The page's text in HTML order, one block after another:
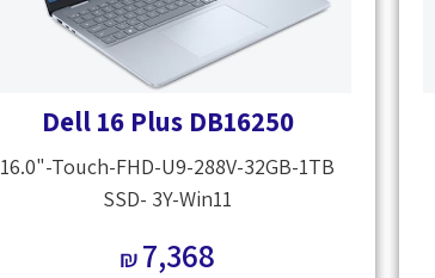
Dell 16 Plus DB16250
16.0"-Touch-FHD-U9-288V-32GB-1TB
SSD- 3Y-Win11
₪7,368